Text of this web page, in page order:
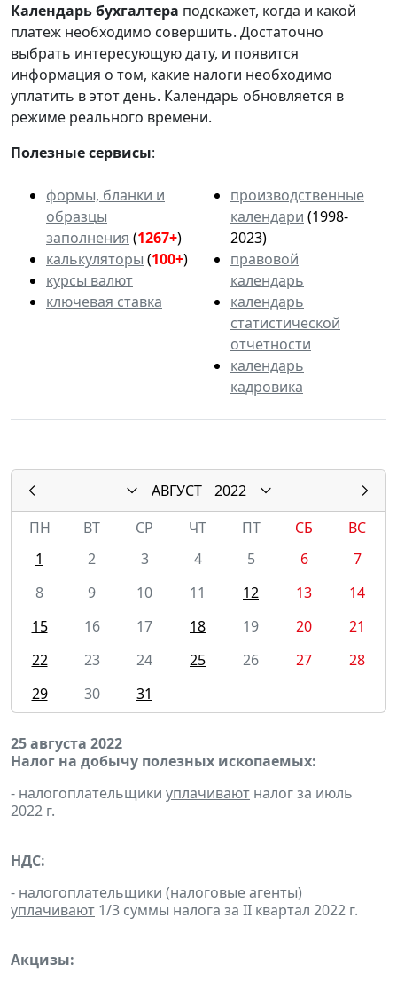
Календарьбухгалтера подскажет, когда и какой
платеж необходимо совершить. Достаточно
выбрать интересующую дату, и появится
информация о том, какие налоги необходимо
уплатить в этот день. Календарь обновляется в
режиме реального времени.
Полезные сервисы:
формы, бланки и
образцы
заполнения (1267+)
калькуляторы (100+)
курсы валют
ключевая ставка
производственные
календари (1998-
2023)
правовой
календарь
календарь
статистической
отчетности
календарь
кадровика
АВГУСТ
2022
ПН
ВТ СР ЧТ ПТ СБ
ВС
1
2 3 4 5 6
7
8
9 10 11 12 13
14
15
16 17 18 19 20
21
22
23 24 25 26 27
28
29
30 31
25 августа 2022
Налог на добычу полезных ископаемых:
- налогоплательщики уплачивают налог за июль
2022 г.
НДС:
- налогоплательщики (налоговые агенты)
уплачивают 1/3 суммы налога за II квартал 2022 г.
Акцизы: